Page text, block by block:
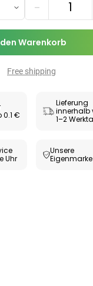
−
Warenkorb
Free shipping
€
Lieferung
innerhalb
1–2
Uhr
Unsere
Eigenmarke